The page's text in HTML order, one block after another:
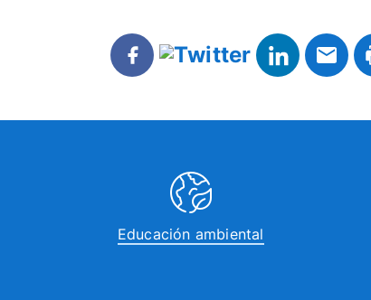
Educación ambiental